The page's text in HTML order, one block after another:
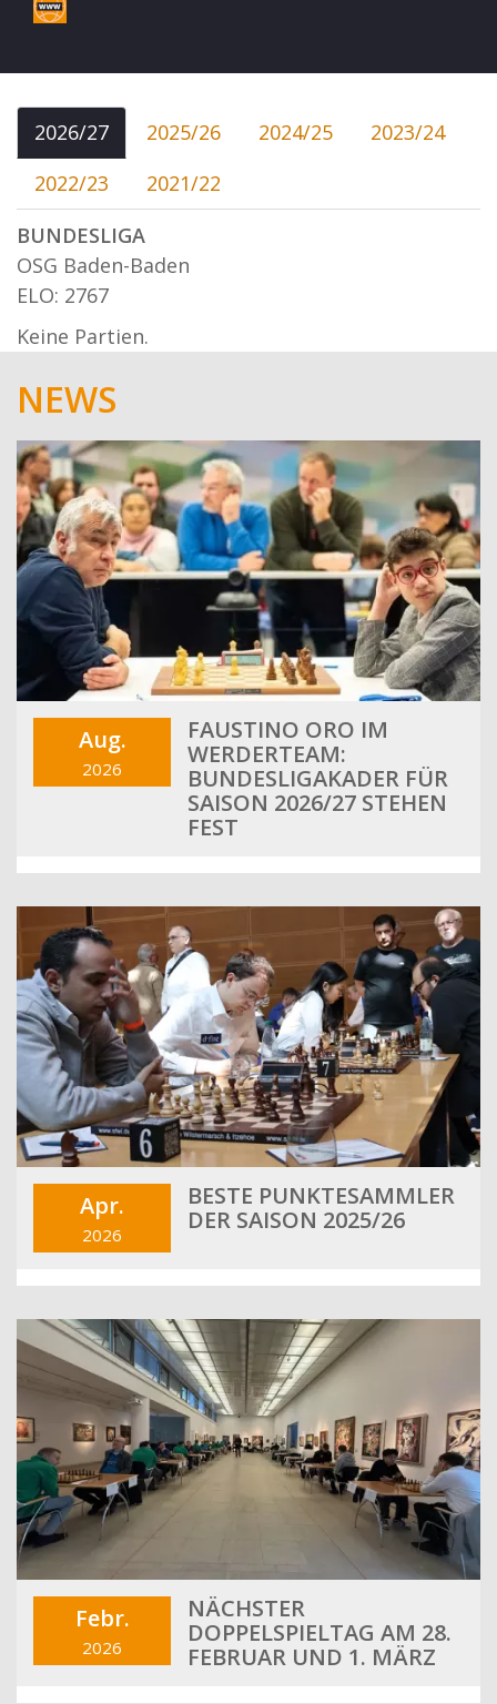
2026/27 2025/26 2024/25
2023/24
2022/23
2021/22
BUNDESLIGA
OSG Baden-Baden
ELO: 2767
Keine Partien.
NEWS
Aug.
2026
FAUSTINO ORO IM
WERDERTEAM:
BUNDESLIGAKADER FÜR
SAISON 2026/27 STEHEN
FEST
Apr.
2026
BESTE PUNKTESAMMLER
DER SAISON 2025/26
Febr.
2026
NÄCHSTER
DOPPELSPIELTAG AM 28.
FEBRUAR UND 1. MÄRZ